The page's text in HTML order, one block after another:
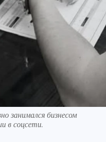
занимался бизнесом
в соцсети.